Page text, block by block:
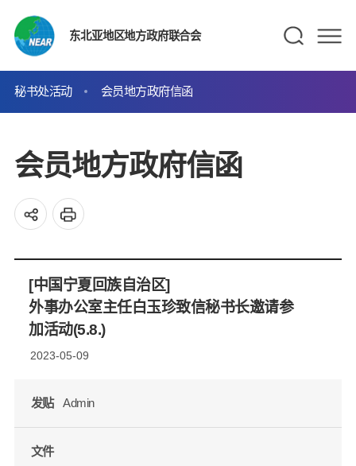
东北亚地区地方政府联合会
秘书处活动 会员地方政府信函
会员地方政府信函
[中国宁夏回族自治区]
外事办公室主任白玉珍致信秘书长邀请参
加活动(5.8.)
2023-05-09
发贴 Admin
文件